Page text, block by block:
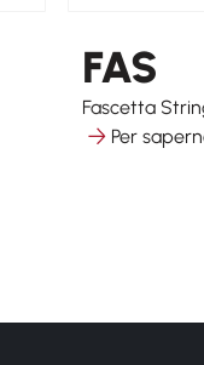
FAS
Fascetta
Per